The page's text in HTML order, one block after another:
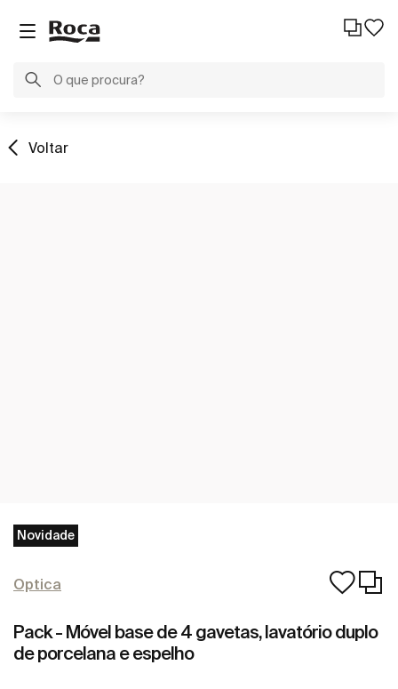
Voltar
Novidade
Optica
Pack - Móvel base de 4 gavetas, lavatório duplo
de porcelana e espelho